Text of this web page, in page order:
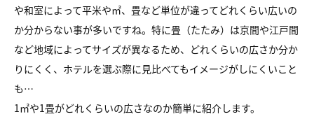
や和室によって平米や㎡、畳など単位が違ってどれくらい広いの
か分からない事が多いですね。特に畳（たたみ）は京間や江戸間
など地域によってサイズが異なるため、どれくらいの広さか分か
りにくく、ホテルを選ぶ際に見比べてもイメージがしにくいこと
も…
1㎡や1畳がどれくらいの広さなのか簡単に紹介します。